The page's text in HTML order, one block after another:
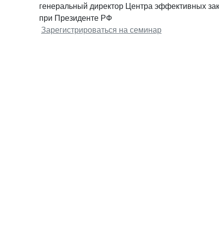
генеральный директор Центра эффективных
при Президенте РФ
Зарегистрироваться на семинар